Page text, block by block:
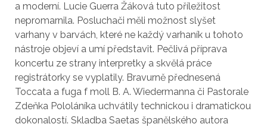
a moderní. Lucie Guerra Žáková tuto příležitost
nepromarnila. Posluchači měli možnost slyšet
varhany v barvách, které ne každý varhaník u tohoto
nástroje objeví a umí představit. Pečlivá příprava
koncertu ze strany interpretky a skvělá práce
registrátorky se vyplatily. Bravurně přednesená
Toccata a fuga f moll B. A. Wiedermanna či Pastorale
Zdeňka Pololáníka uchvátily technickou i dramatickou
dokonalostí. Skladba Saetas španělského autora